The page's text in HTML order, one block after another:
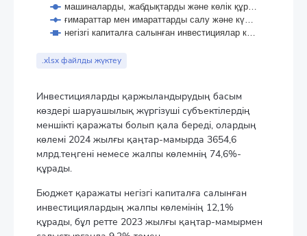
машиналарды, жабдықтарды және көлік құр…
ғимараттар мен имараттарды салу және кү…
негізгі капиталға салынған инвестициялар к…
End of interactive chart.
.xlsx файлды жүктеу
Инвестицияларды қаржыландырудың басым
көздері шаруашылық жүргізуші субъектілердің
меншікті қаражаты болып қала береді, олардың
көлемі 2024 жылғы қаңтар-мамырда 3654,6
млрд.теңгені немесе жалпы көлемнің 74,6%-
құрады.
Бюджет қаражаты негізгі капиталға салынған
инвестициялардың жалпы көлемінің 12,1%
құрады, бұл ретте 2023 жылғы қаңтар-мамырмен